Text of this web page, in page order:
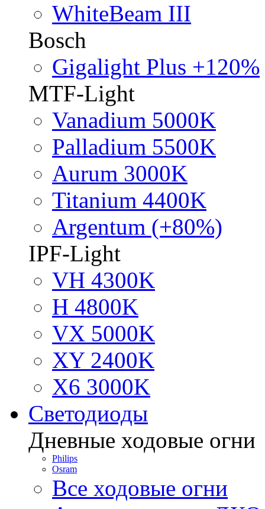
WhiteBeam III
Bosch
Gigalight Plus +120%
MTF-Light
Vanadium 5000K
Palladium 5500K
Aurum 3000K
Titanium 4400K
Argentum (+80%)
IPF-Light
VH 4300K
H 4800K
VX 5000K
XY 2400K
X6 3000K
Светодиоды
Дневные ходовые огни
Philips
Osram
Все ходовые огни